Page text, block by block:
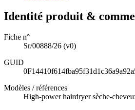
Identité produit &
Fiche n°
Sr/00888/26 (v0)
GUID
Modèles / références
High-power hairdryer sèche-